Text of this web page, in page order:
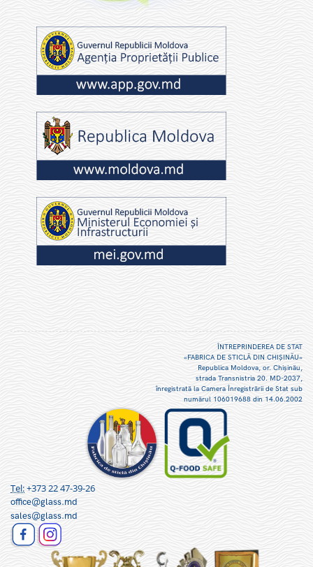
ÎNTREPRINDEREA DE STAT
«FABRICA DE STICLĂ DIN CHIŞINĂU»
Republica Moldova, or. Chişinău,
strada Transnistria 20. MD-2037,
înregistrată la Camera Înregistrării de Stat sub
numărul 106019688 din 14.06.2002
Tel:+373 22 47-39-26
office@glass.md
sales@glass.md